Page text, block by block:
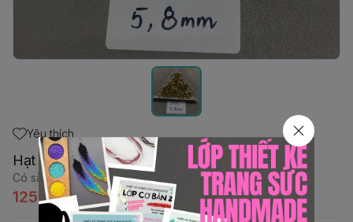
Yêu thích
Hạt thủy tinh Firepolish
Có sẵn: 37
125.000đ